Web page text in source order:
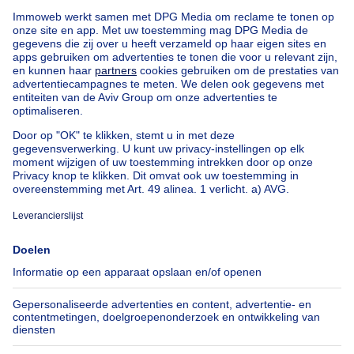
gezinswoning met 4 slaapkamers,..
€ 1.250.000